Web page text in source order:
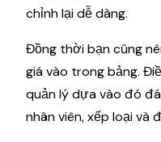
chỉnh lại dễ dàng.
Đồng thời bạn cũng
giá vào trong bảng.
quản lý dựa vào đó
nhân viên, xếp loại và